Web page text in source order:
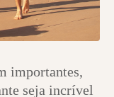
importantes,
seja incrível